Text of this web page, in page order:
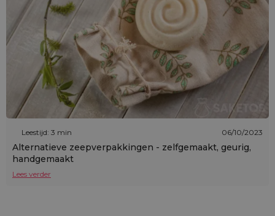
Leestijd: 3 min 06/10/2023
Alternatieve zeepverpakkingen - zelfgemaakt, geurig,
handgemaakt
Lees verder